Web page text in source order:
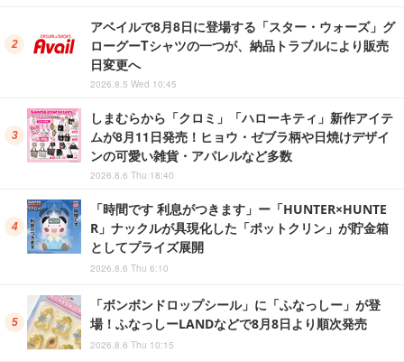
アベイルで8月8日に登場する「スター・ウォーズ」グ
ローグーTシャツの一つが、納品トラブルにより販売
日変更へ
2026.8.5 Wed 10:45
しまむらから「クロミ」「ハローキティ」新作アイテ
ムが8月11日発売！ヒョウ・ゼブラ柄や日焼けデザイ
ンの可愛い雑貨・アパレルなど多数
2026.8.6 Thu 18:40
「時間です 利息がつきます」ー「HUNTER×HUNTE
R」ナックルが具現化した「ポットクリン」が貯金箱
としてプライズ展開
2026.8.6 Thu 6:10
「ボンボンドロップシール」に「ふなっしー」が登
場！ふなっしーLANDなどで8月8日より順次発売
2026.8.6 Thu 10:15